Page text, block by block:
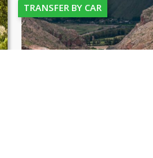
TRANSFER BY CAR